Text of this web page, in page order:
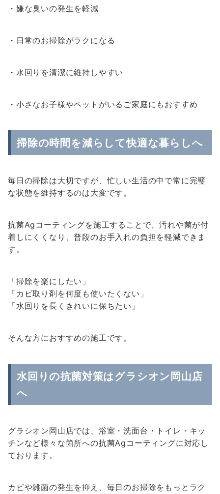
・嫌な臭いの発生を軽減
・日常のお掃除がラクになる
・水回りを清潔に維持しやすい
・小さなお子様やペットがいるご家庭にもおすすめ
掃除の時間を減らして快適な暮らしへ
毎日の掃除は大切ですが、忙しい生活の中で常に完璧
な状態を維持するのは大変です。
抗菌Agコーティングを施工することで、汚れや菌が付
着しにくくなり、普段のお手入れの負担を軽減できま
す。
「掃除を楽にしたい」
「カビ取り剤を何度も使いたくない」
「水回りを長くきれいに保ちたい」
そんな方におすすめの施工です。
水回りの抗菌対策はグラシオン岡山店
へ
グラシオン岡山店では、浴室・洗面台・トイレ・キッ
チンなど様々な箇所への抗菌Agコーティングに対応し
ております。
カビや雑菌の発生を抑え、毎日のお掃除をもっとラク